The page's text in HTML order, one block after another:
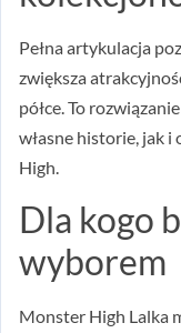
Pełna artykulacja
zwiększa
półce. To
własne historie, jak
High.
Dla kogo
wyborem
Monster High Lalka